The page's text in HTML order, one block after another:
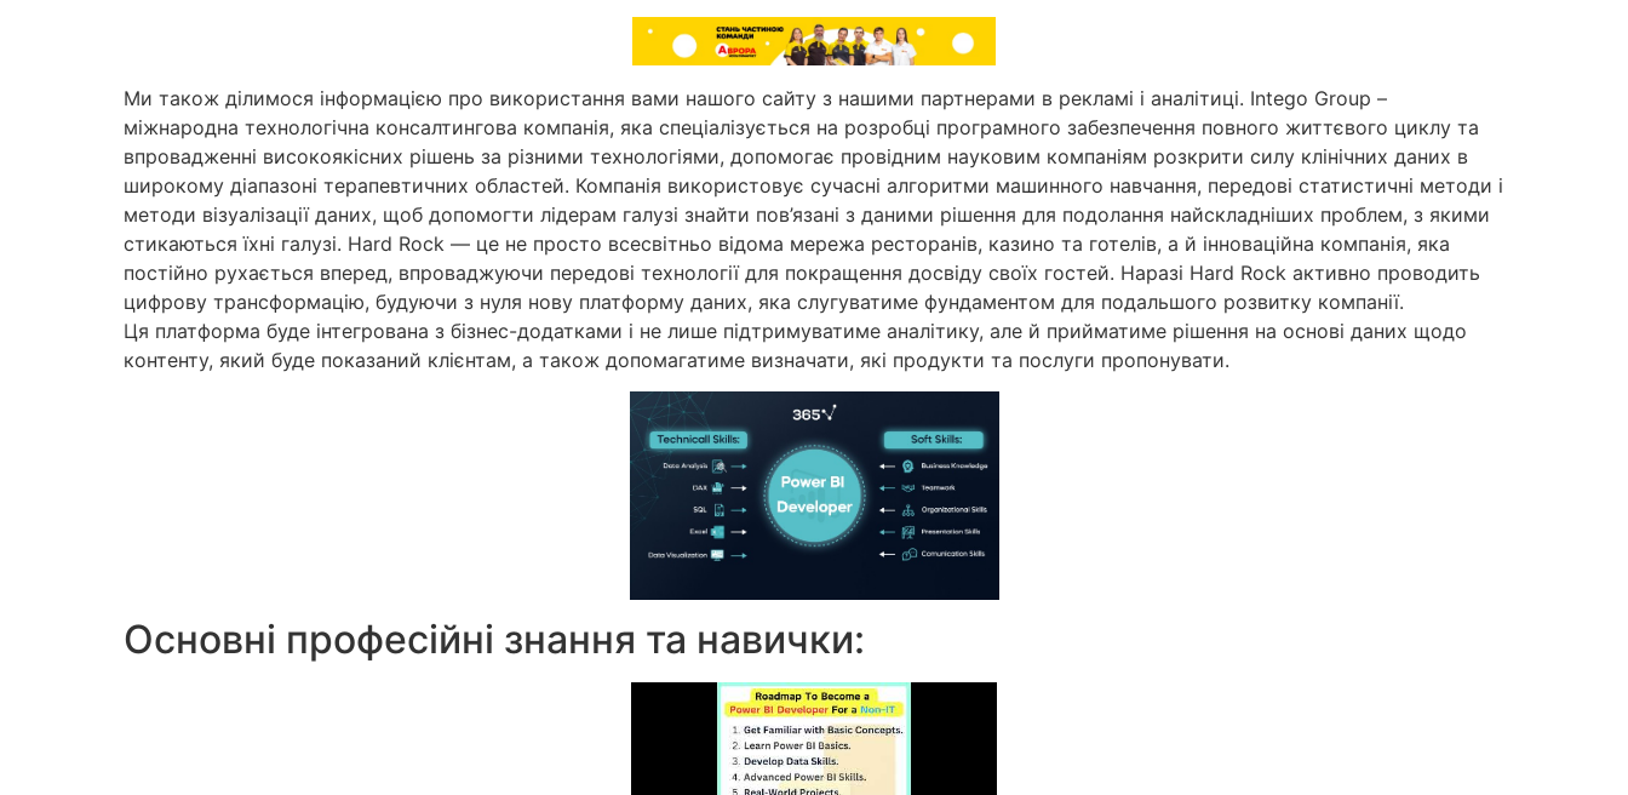
Ми також ділимося інформацією про використання вами нашого сайту з нашими партнерами в рекламі і аналітиці. Intego Group –
міжнародна технологічна консалтингова компанія, яка спеціалізується на розробці програмного забезпечення повного життєвого циклу та
впровадженні високоякісних рішень за різними технологіями, допомогає провідним науковим компаніям розкрити силу клінічних даних в
широкому діапазоні терапевтичних областей. Компанія використовує сучасні алгоритми машинного навчання, передові статистичні методи і
методи візуалізації даних, щоб допомогти лідерам галузі знайти пов’язані з даними рішення для подолання найскладніших проблем, з якими
стикаються їхні галузі. Hard Rock — це не просто всесвітньо відома мережа ресторанів, казино та готелів, а й інноваційна компанія, яка
постійно рухається вперед, впроваджуючи передові технології для покращення досвіду своїх гостей. Наразі Hard Rock активно проводить
цифрову трансформацію, будуючи з нуля нову платформу даних, яка слугуватиме фундаментом для подальшого розвитку компанії.
Ця платформа буде інтегрована з бізнес-додатками і не лише підтримуватиме аналітику, але й прийматиме рішення на основі даних щодо
контенту, який буде показаний клієнтам, а також допомагатиме визначати, які продукти та послуги пропонувати.
Основні професійні знання та навички: